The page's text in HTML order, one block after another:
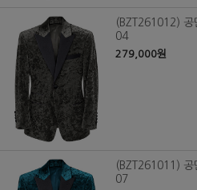
(BZT261012) 공
04
279,000원
(BZT261011) 공
07